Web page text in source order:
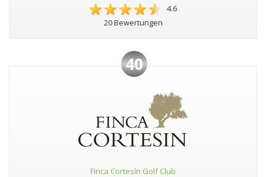
4.6
20 Bewertungen
40
Finca Cortesín Golf Club